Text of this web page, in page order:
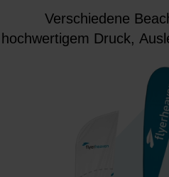
Verschiedene
hochwertigem Druck,
Messen und in